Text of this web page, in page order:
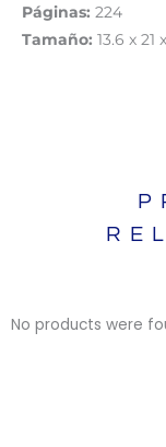
Páginas: 224
Tamaño: 13.6 x 21
No products were